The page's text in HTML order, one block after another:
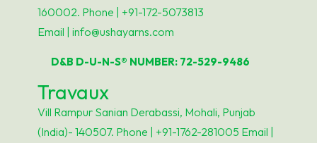
160002. Phone | +91-172-5073813
Email | info@ushayarns.com
D&B D-U-N-S® NUMBER: 72-529-9486
Travaux
Vill Rampur Sanian Derabassi, Mohali, Punjab
(India)- 140507. Phone | +91-1762-281005 Email |